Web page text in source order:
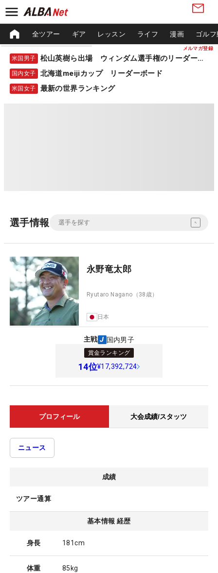
メルマガ登録
全ツアー ギア レッスン ライフ 漫画 ゴル
米国男子 松山英樹ら出場 ウィンダム選手権のリーダーボード
国内女子 北海道meijiカップ リーダーボード
米国女子 最新の世界ランキング
選手情報
永野竜太郎
Ryutaro Nagano （38歳）
日本
主戦 国内男子
賞金ランキング
14位¥17,392,724
プロフィール 大会成績/スタッツ
ニュース
成績
ツアー通算
基本情報 経歴
身長 181cm
体重 85kg